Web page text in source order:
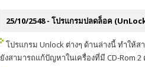
25/10/2548 - โปรแกรมปลดล็อค
โปรแกรม Unlock ต่างๆ ด้านล่างนี้ ทำใ
ยังสามารถแก้ปัญหาในเครื่องที่มี CD-Rom